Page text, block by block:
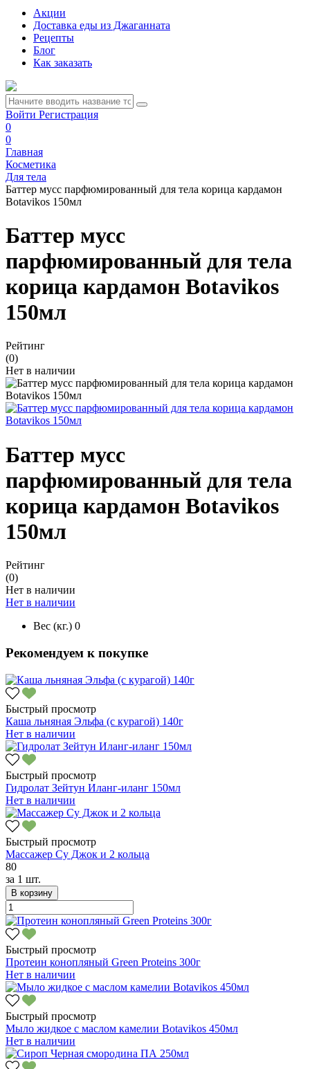
Акции
Доставка еды из Джаганната
Рецепты
Блог
Как заказать
Войти Регистрация
0
0
Главная
Косметика
Для тела
Баттер мусс парфюмированный для тела корица кардамон
Botavikos 150мл
Баттер мусс
парфюмированный для тела
корица кардамон Botavikos
150мл
Рейтинг
(0)
Нет в наличии
Баттер мусс
парфюмированный для тела
корица кардамон Botavikos
150мл
Рейтинг
(0)
Нет в наличии
Нет в наличии
Вес (кг.) 0
Рекомендуем к покупке
Быстрый просмотр
Каша льняная Эльфа (с курагой) 140г
Нет в наличии
Быстрый просмотр
Гидролат Зейтун Иланг-иланг 150мл
Нет в наличии
Быстрый просмотр
Массажер Су Джок и 2 кольца
80
за 1 шт.
В корзину
Быстрый просмотр
Протеин конопляный Green Proteins 300г
Нет в наличии
Быстрый просмотр
Мыло жидкое с маслом камелии Botavikos 450мл
Нет в наличии